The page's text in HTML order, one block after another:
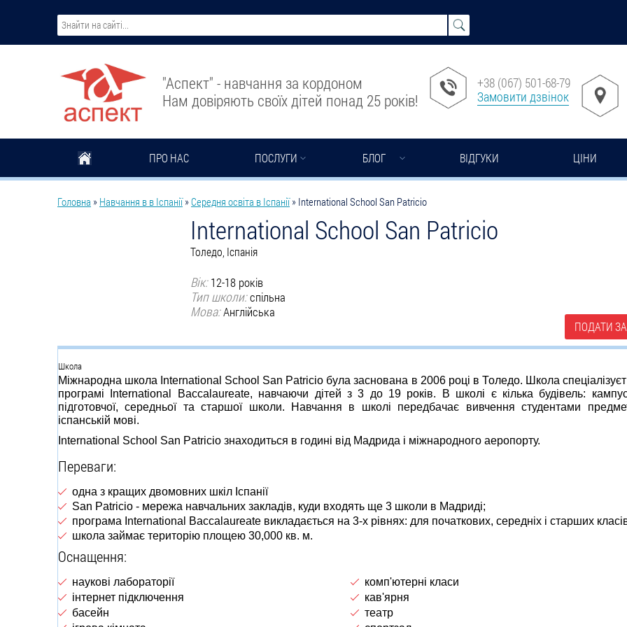
"Аспект" - навчання за кордоном
Нам довіряють своїх дітей понад 25 років!
+38 (067) 501-68-79
Замовити дзвінок
ПРО НАС ПОСЛУГИ БЛОГ ВІДГУКИ ЦІНИ
Ви є тут
Головна » Навчання в в Іспанії »Середня освіта в Іспанії » International School San Patricio
International School San Patricio
Толедо, Іспанія
Вік:12-18 років
Тип школи:спільна
Мова:Англійська
ПОДАТИ
Группа
Школа
Міжнародна школа International School San Patricio була заснована в 2006 році в Толедо. Школа
програмі International Baccalaureate, навчаючи дітей з 3 до 19 років. В школі є кілька будівель:
підготовчої, середньої та старшої школи. Навчання в школі передбачає вивчення студентами
іспанській мові.
International School San Patricio знаходиться в годині від Мадрида і міжнародного аеропорту.
Переваги:
одна з кращих двомовних шкіл Іспанії
San Patricio - мережа навчальних закладів, куди входять ще 3 школи в Мадриді;
програма International Baccalaureate викладається на 3-х рівнях: для початкових, середніх і старших
школа займає територію площею 30,000 кв. м.
Оснащення:
наукові лабораторії
комп'ютерні класи
інтернет підключення
кав'ярня
басейн
театр